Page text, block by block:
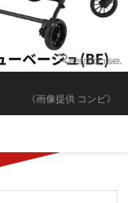
《画像提供 コンビ》